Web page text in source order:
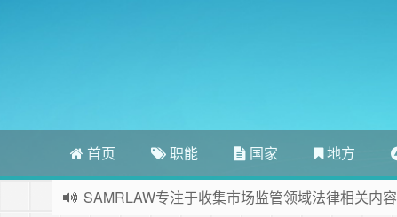
首页 职能 国家 地方
SAMRLAW专注于收集市场监管领域法律相关内容